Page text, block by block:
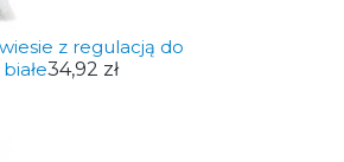
z regulacją do
34,92 zł